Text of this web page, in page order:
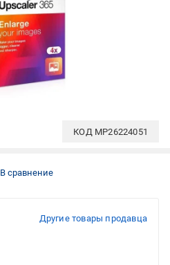
КОД MP26224051
В сравнение
Другие товары продавца